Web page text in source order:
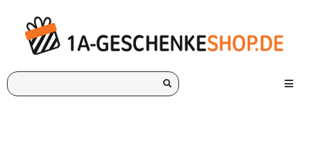
Ich
suche
Menü